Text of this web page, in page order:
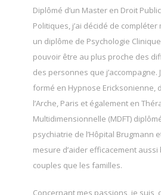
Diplômé d’un Master en Droit
Politiques, j’ai décidé de
un diplôme de Psychologie
pouvoir être au plus proche des
des personnes que j’accompagne.
formé en Hypnose Ericksonienne,
l’Arche, Paris et également en
Multidimensionnelle (MDFT)
psychiatrie de l’Hôpital Brugmann
mesure d’aider efficacement aussi
couples que les familles.
Concernant mes passions, je suis